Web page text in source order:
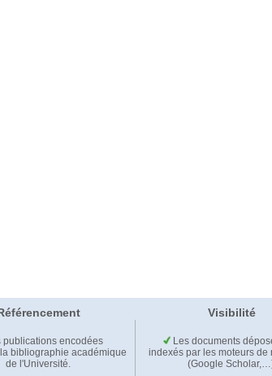
Visibilité
encodées
bibliographie académique
de l'Université.
Les documents
indexés par les moteurs de
(Google